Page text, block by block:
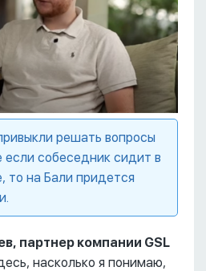
решать вопросы
собеседник сидит в
то на Бали придется
партнер компании GSL
насколько я понимаю,